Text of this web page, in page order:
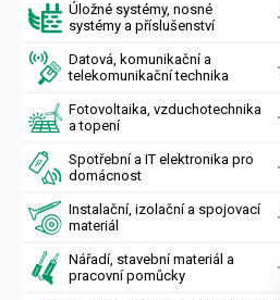
Úložné systémy, nosné
systémy a příslušenství
Datová, komunikační a
telekomunikační technika
Fotovoltaika, vzduchotechnika
a topení
Spotřební a IT elektronika pro
domácnost
Instalační, izolační a spojovací
materiál
Nářadí, stavební materiál a
pracovní pomůcky